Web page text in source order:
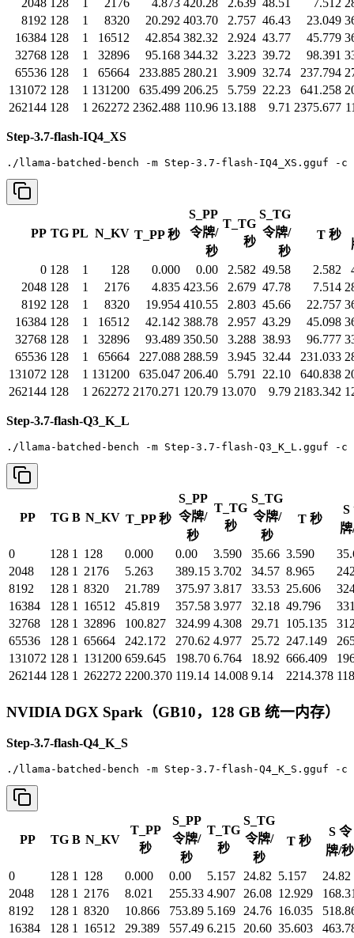
8192 128 1 8320 20.292 403.70 2.757 46.43 23.049
16384 128 1 16512 42.854 382.32 2.924 43.77 45.779
32768 128 1 32896 95.168 344.32 3.223 39.72 98.391
65536 128 1 65664 233.885 280.21 3.909 32.74 237.794
131072 128 1 131200 635.499 206.25 5.759 22.23 641.258
262144 128 1 262272 2362.488 110.96 13.188 9.71 2375.677
Step-3.7-flash-IQ4_XS
./llama-batched-bench -m Step-3.7-flash-IQ4_XS.gguf -c
PP TG PL N_KV T_PP 秒
S_PP
令牌/
秒
T_TG
秒
S_TG
令牌/
秒
T 秒
0 128 1 128 0.000 0.00 2.582 49.58 2.582
2048 128 1 2176 4.835 423.56 2.679 47.78 7.514
8192 128 1 8320 19.954 410.55 2.803 45.66 22.757
16384 128 1 16512 42.142 388.78 2.957 43.29 45.098
32768 128 1 32896 93.489 350.50 3.288 38.93 96.777
65536 128 1 65664 227.088 288.59 3.945 32.44 231.033
131072 128 1 131200 635.047 206.40 5.791 22.10 640.838
262144 128 1 262272 2170.271 120.79 13.070 9.79 2183.342
Step-3.7-flash-Q3_K_L
./llama-batched-bench -m Step-3.7-flash-Q3_K_L.gguf -c
PP TG B N_KV T_PP 秒
S_PP
令牌/
秒
T_TG
秒
S_TG
令牌/
秒
T 秒
S
0
128 1 128 0.000 0.00 3.590 35.66 3.590
2048
128 1 2176 5.263 389.15 3.702 34.57 8.965
8192
128 1 8320 21.789 375.97 3.817 33.53 25.606
16384
128 1 16512 45.819 357.58 3.977 32.18 49.796
32768
128 1 32896 100.827 324.99 4.308 29.71 105.135
65536
128 1 65664 242.172 270.62 4.977 25.72 247.149
131072 128 1 131200 659.645 198.70 6.764 18.92 666.409
262144 128 1 262272 2200.370 119.14 14.008 9.14 2214.378
NVIDIA DGX Spark（GB10，128 GB 统一内存）
Step-3.7-flash-Q4_K_S
./llama-batched-bench -m Step-3.7-flash-Q4_K_S.gguf -
PP TG B N_KV
T_PP
秒
S_PP
令牌/
秒
T_TG
秒
S_TG
令牌/
秒
T 秒
S 令
牌/秒
0
128 1 128 0.000 0.00 5.157 24.82 5.157
24.82
2048
128 1 2176 8.021 255.33 4.907 26.08 12.929
8192
128 1 8320 10.866 753.89 5.169 24.76 16.035
16384
128 1 16512 29.389 557.49 6.215 20.60 35.603